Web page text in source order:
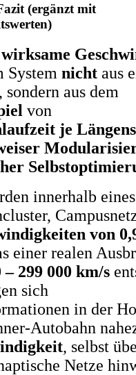
(ergänzt mit
System nicht aus
aus dem
von
je
innerhalb
von
einer realen
– 299 000 km/s
sich
in der
Autobahn
, selbst
Netze